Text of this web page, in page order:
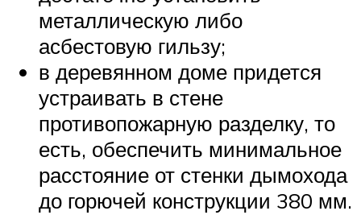
металлическую либо
асбестовую гильзу;
в деревянном доме придется
устраивать в стене
противопожарную разделку, то
есть, обеспечить минимальное
расстояние от стенки дымохода
до горючей конструкции 380 мм.